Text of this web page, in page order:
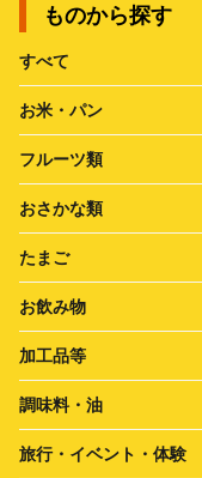
ものから探す
すべて
お米・パン
フルーツ類
おさかな類
たまご
お飲み物
加工品等
調味料・油
旅行・イベント・体験